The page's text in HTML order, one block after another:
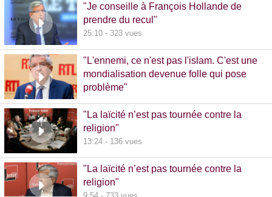
"Je conseille à François Hollande de
prendre du recul"
25:10 - 323 vues
"L'ennemi, ce n'est pas l'islam. C'est une
mondialisation devenue folle qui pose
problème"
"La laïcité n’est pas tournée contre la
religion"
13:24 - 136 vues
"La laïcité n’est pas tournée contre la
religion"